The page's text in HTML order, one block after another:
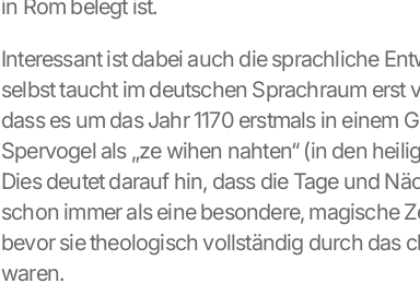
in Rom belegt ist.
Interessant ist dabei auch die sprachliche
selbst taucht im deutschen Sprachraum erst
dass es um das Jahr 1170 erstmals in einem
Spervogel als „ze wihen nahten“ (in den
Dies deutet darauf hin, dass die Tage und
schon immer als eine besondere, magische
bevor sie theologisch vollständig durch das
waren.